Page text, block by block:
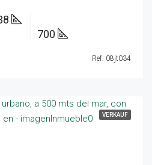
700
Ref: 08jt034
VERKAUF